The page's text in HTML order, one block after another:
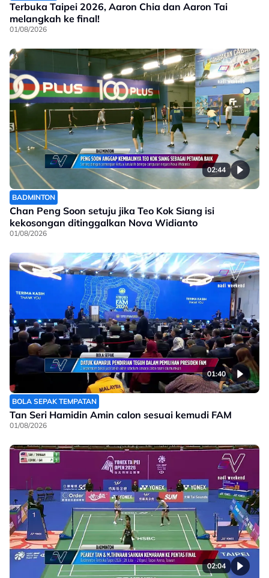
Terbuka Taipei 2026, Aaron Chia dan Aaron Tai
melangkah ke final!
01/08/2026
02:44
BADMINTON
Chan Peng Soon setuju jika Teo Kok Siang isi
kekosongan ditinggalkan Nova Widianto
01/08/2026
01:40
BOLA SEPAK TEMPATAN
Tan Seri Hamidin Amin calon sesuai kemudi FAM
01/08/2026
02:04